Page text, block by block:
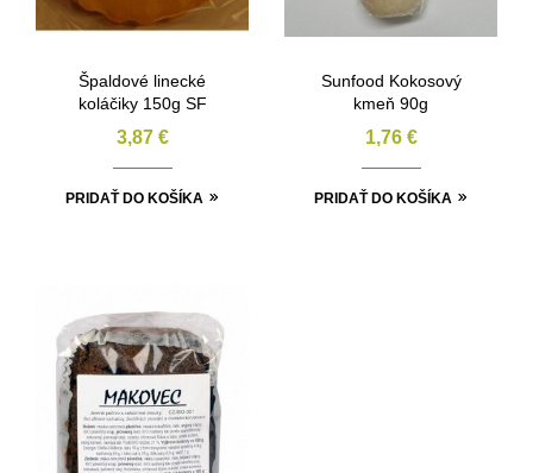
Špaldové linecké
koláčiky 150g SF
3,87 €
PRIDAŤ DO KOŠÍKA
Sunfood Kokosový
kmeň 90g
1,76 €
PRIDAŤ DO KOŠÍKA